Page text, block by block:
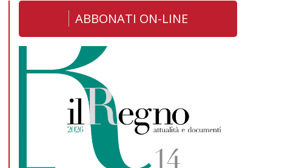
ABBONATI ON-LINE